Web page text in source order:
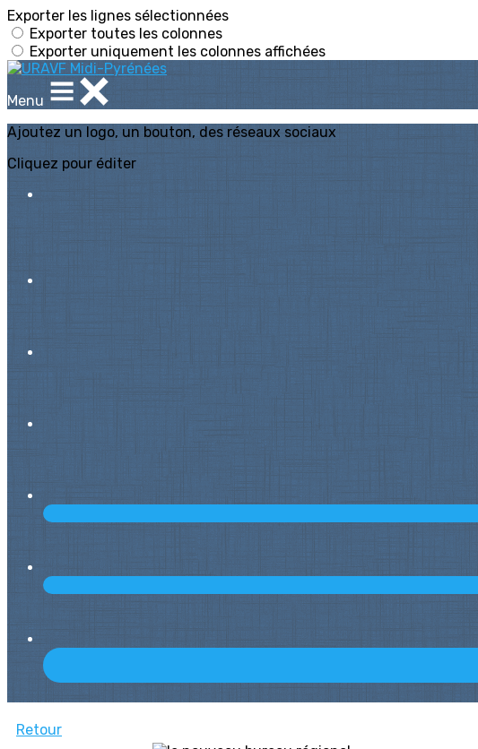
Exporter les lignes sélectionnées
Exporter toutes les colonnes
Exporter uniquement les colonnes affichées
Menu
Ajoutez un logo, un bouton, des réseaux sociaux
Cliquez pour éditer
Retour